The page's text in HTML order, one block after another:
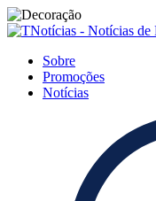
Sobre
Promoções
Notícias